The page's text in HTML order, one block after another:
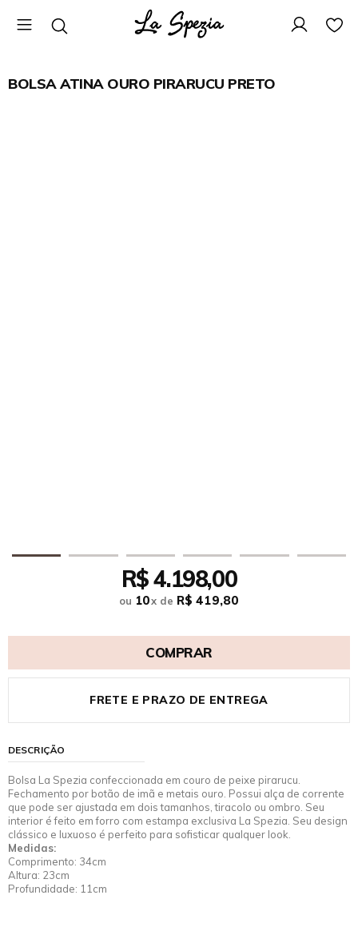
BOLSA ATINA OURO PIRARUCU PRETO
R$ 4.198,00
ou 10xde R$ 419,80
COMPRAR
FRETE E PRAZO DE ENTREGA
DESCRIÇÃO
Bolsa La Spezia confeccionada em couro de peixe pirarucu.
Fechamento por botão de imã e metais ouro. Possui alça de corrente
que pode ser ajustada em dois tamanhos, tiracolo ou ombro. Seu
interior é feito em forro com estampa exclusiva La Spezia. Seu design
clássico e luxuoso é perfeito para sofisticar qualquer look.
Medidas:
Comprimento: 34cm
Altura: 23cm
Profundidade: 11cm